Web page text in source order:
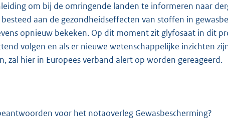
om bij de omringende landen te informeren naar
aan de gezondheidseffecten van stoffen in
opnieuw bekeken. Op dit moment zit glyfosaat in dit
volgen en als er nieuwe wetenschappelijke inzichten
zal hier in Europees verband alert op worden gereageerd.
voor het notaoverleg Gewasbescherming?